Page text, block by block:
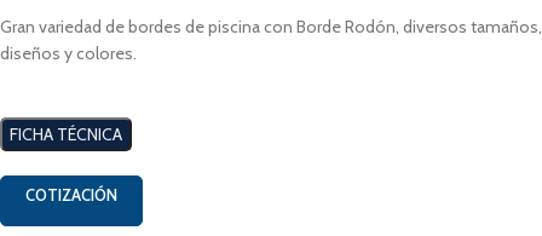
Gran variedad de bordes de piscina con Borde Rodón, diversos tamaños,
diseños y colores.
FICHA TÉCNICA
COTIZACIÓN